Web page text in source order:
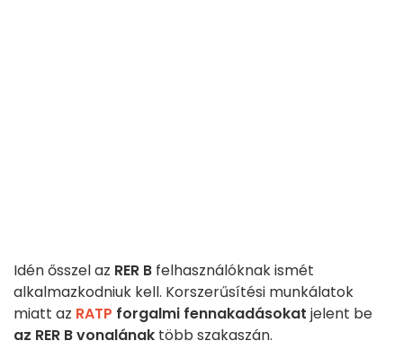
Idén ősszel az RER B felhasználóknak ismét
alkalmazkodniuk kell. Korszerűsítési munkálatok
miatt az RATP forgalmi fennakadásokat jelent be
az RER B vonalának több szakaszán.